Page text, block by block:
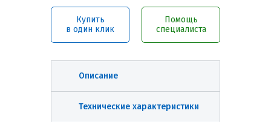
Купить
в один клик
Помощь
специалиста
Описание
Технические характеристики